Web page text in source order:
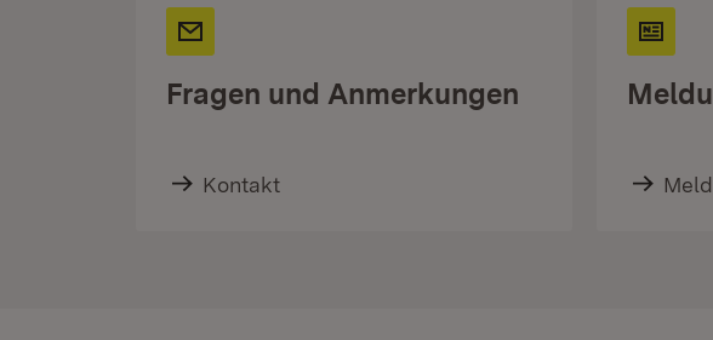
Fragen und Anmerkungen
Kontakt